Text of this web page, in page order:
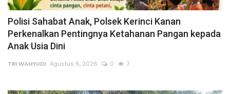
Polisi Sahabat Anak, Polsek Kerinci Kanan
Perkenalkan Pentingnya Ketahanan Pangan kepada
Anak Usia Dini
TRI WAHYUDI Agustus 6, 2026 0 7